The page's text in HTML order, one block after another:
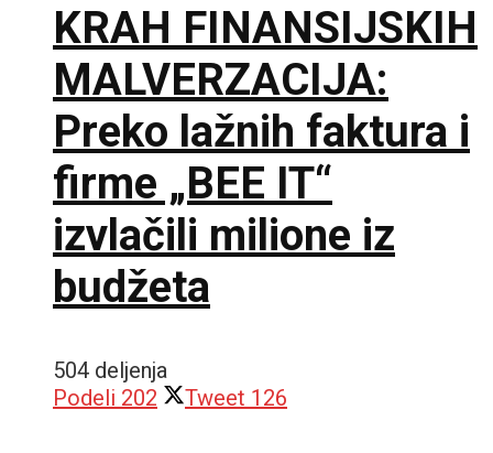
KRAH FINANSIJSKIH
MALVERZACIJA:
Preko lažnih faktura i
firme „BEE IT“
izvlačili milione iz
budžeta
504 deljenja
Podeli 202 Tweet 126